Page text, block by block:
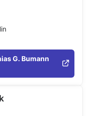
G. Bumann